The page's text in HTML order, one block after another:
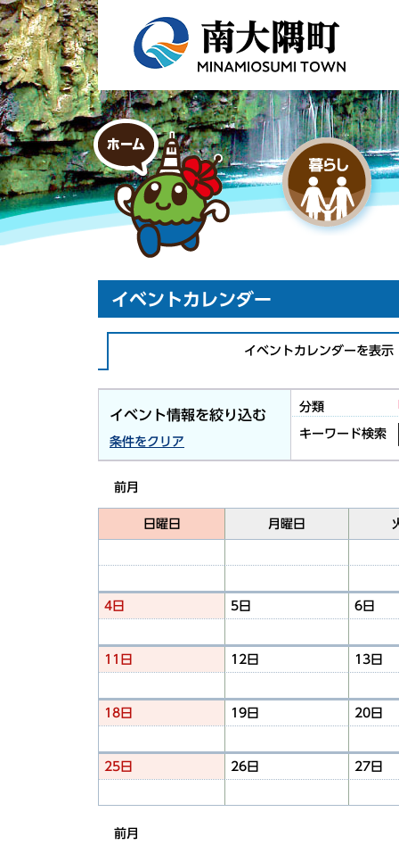
イベントカレンダー
イベントカレンダーを表示
イベント情報を絞り込む
条件をクリア
分類
キーワード検索
前月
日曜日 月曜日
4日 5日 6日
11日 12日 13日
18日 19日 20日
25日 26日 27日
前月